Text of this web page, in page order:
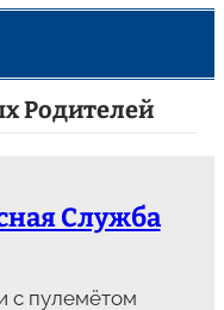
Родителей
Служба
с пулемётом